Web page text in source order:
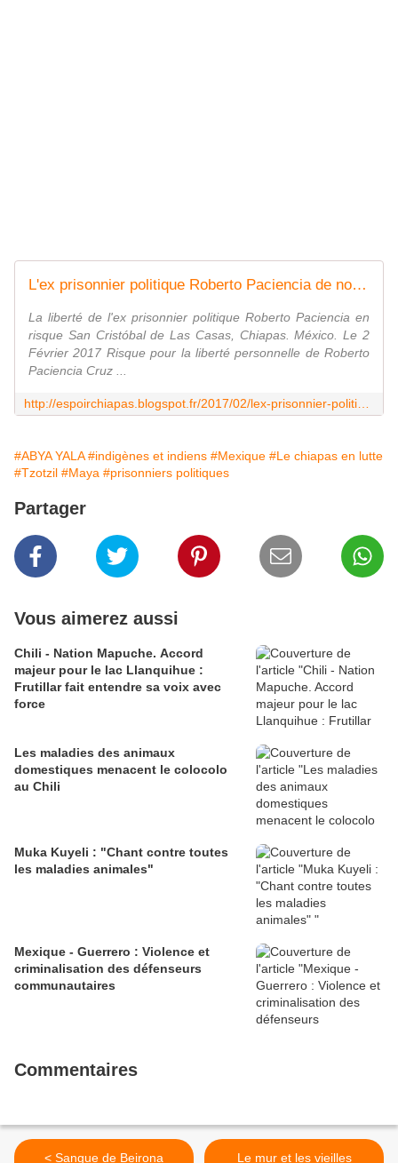
L'ex prisonnier politique Roberto Paciencia de nouveau menacé d'emprisonnement
La liberté de l'ex prisonnier politique Roberto Paciencia en
risque San Cristóbal de Las Casas, Chiapas. México. Le 2
Février 2017 Risque pour la liberté personnelle de Roberto
Paciencia Cruz ...
#ABYA YALA #indigènes et indiens #Mexique #Le chiapas en lutte
#Tzotzil #Maya #prisonniers politiques
Partager
Vous aimerez aussi
Chili - Nation Mapuche. Accord
majeur pour le lac Llanquihue :
Frutillar fait entendre sa voix avec
force
Les maladies des animaux
domestiques menacent le colocolo
au Chili
Muka Kuyeli : "Chant contre toutes
les maladies animales"
Mexique - Guerrero : Violence et
criminalisation des défenseurs
communautaires
Commentaires
< Sangue de Beirona
Le mur et les vieilles